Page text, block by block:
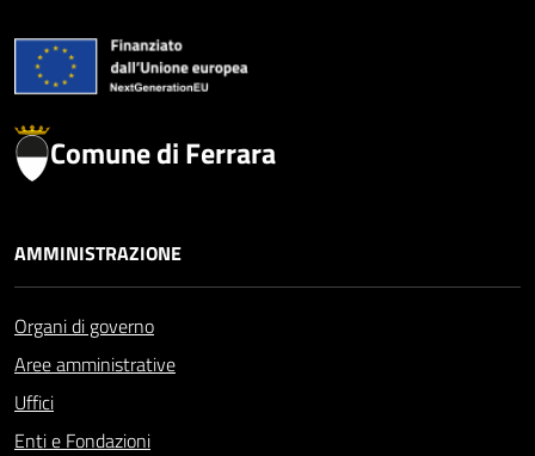
Comune di Ferrara
AMMINISTRAZIONE
Organi di governo
Aree amministrative
Uffici
Enti e Fondazioni